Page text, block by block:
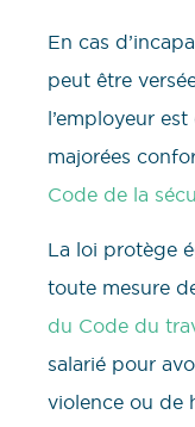
En cas
peut être
l’employeur
majorées
Code de la
La loi protège
toute mesure
du Code du
salarié pour
violence ou de